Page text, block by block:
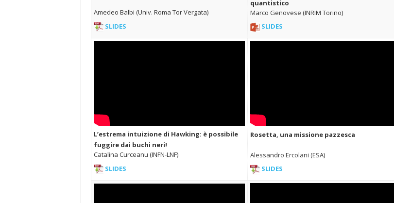
Amedeo Balbi (Univ. Roma Tor Vergata)
SLIDES
quantistico
Marco Genovese (INRIM Torino)
SLIDES
L’estrema intuizione di Hawking: è possibile
fuggire dai buchi neri!
Catalina Curceanu (INFN-LNF)
SLIDES
Rosetta, una missione pazzesca
Alessandro Ercolani (ESA)
SLIDES